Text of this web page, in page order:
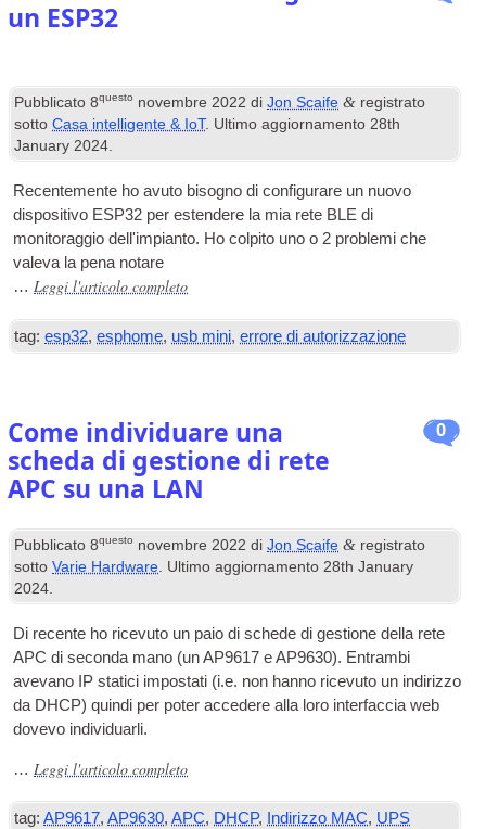
un ESP32
Pubblicato8questo novembre 2022 diJon Scaife & registrato
sottoCasa intelligente & IoT. Ultimo aggiornamento28th
January 2024.
Recentemente ho avuto bisogno di configurare un nuovo
dispositivo ESP32 per estendere la mia rete BLE di
monitoraggio dell'impianto. Ho colpito uno o 2 problemi che
valeva la pena notare
… Leggi l'articolo completo
tag: esp32,esphome, usb mini,errore di autorizzazione
0
Come individuare una
scheda di gestione di rete
APC su una LAN
Pubblicato8questo novembre 2022 diJon Scaife & registrato
sottoVarie Hardware. Ultimo aggiornamento28th January
2024.
Di recente ho ricevuto un paio di schede di gestione della rete
APC di seconda mano (un AP9617 e AP9630). Entrambi
avevano IP statici impostati (i.e. non hanno ricevuto un indirizzo
da DHCP) quindi per poter accedere alla loro interfaccia web
dovevo individuarli.
… Leggi l'articolo completo
tag: AP9617,AP9630,APC, DHCP, Indirizzo MAC, UPS